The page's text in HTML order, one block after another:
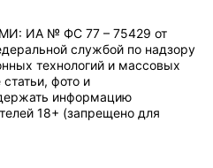
ИА № ФС 77 – 75429 от
службой по надзору
технологий и массовых
фото и
информацию
18+ (запрещено для